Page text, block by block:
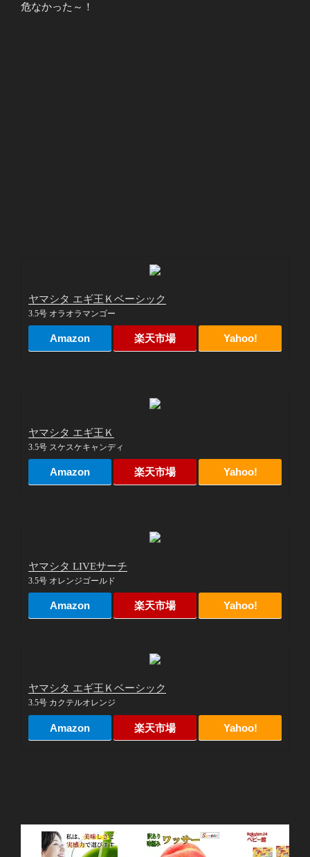
危なかった～！
ヤマシタ エギ王Ｋベーシック
3.5号 オラオラマンゴー
Amazon 楽天市場 Yahoo!
ヤマシタ エギ王Ｋ
3.5号 スケスケキャンディ
Amazon 楽天市場 Yahoo!
ヤマシタ LIVEサーチ
3.5号 オレンジゴールド
Amazon 楽天市場 Yahoo!
ヤマシタ エギ王Ｋベーシック
3.5号 カクテルオレンジ
Amazon 楽天市場 Yahoo!